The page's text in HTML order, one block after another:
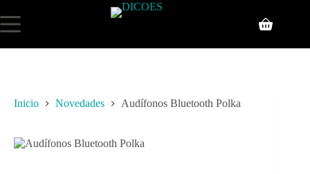
Inicio Novedades Audífonos Bluetooth Polka